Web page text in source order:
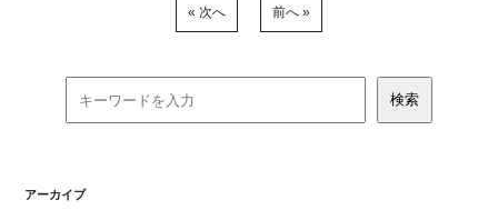
« 次へ 前へ »
アーカイブ